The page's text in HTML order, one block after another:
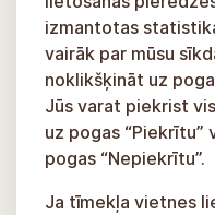
izmantotas
vairāk par mūsu
noklikšķināt uz
Jūs varat piekrist
uz pogas
pogas “Nepiekrītu”.
Ja tīmekļa vietnes